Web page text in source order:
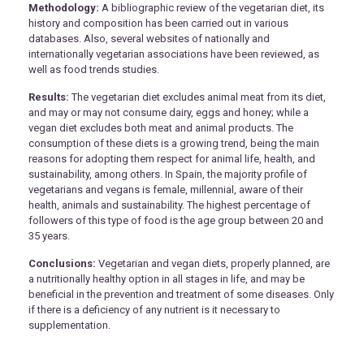
Methodology: A bibliographic review of the vegetarian diet, its
history and composition has been carried out in various
databases. Also, several websites of nationally and
internationally vegetarian associations have been reviewed, as
well as food trends studies.
Results: The vegetarian diet excludes animal meat from its diet,
and may or may not consume dairy, eggs and honey; while a
vegan diet excludes both meat and animal products. The
consumption of these diets is a growing trend, being the main
reasons for adopting them respect for animal life, health, and
sustainability, among others. In Spain, the majority profile of
vegetarians and vegans is female, millennial, aware of their
health, animals and sustainability. The highest percentage of
followers of this type of food is the age group between 20 and
35 years.
Conclusions: Vegetarian and vegan diets, properly planned, are
a nutritionally healthy option in all stages in life, and may be
beneficial in the prevention and treatment of some diseases. Only
if there is a deficiency of any nutrient is it necessary to
supplementation.